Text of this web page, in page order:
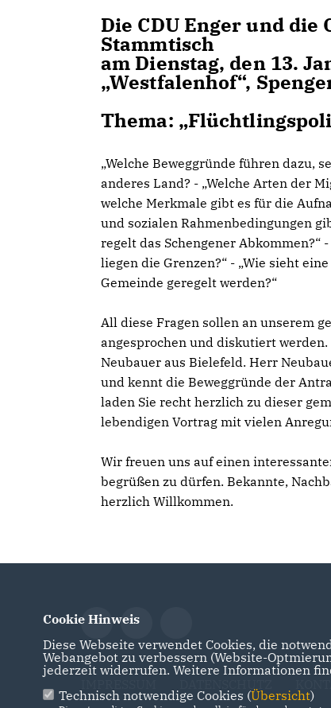
Die CDU Enger und die
Stammtisch
am Dienstag, den 13.
Westfalenhof“,
Thema:
Welche Beweggründe führen dazu,
anderes Land? - „Welche Arten der
welche Merkmale gibt es für die
und sozialen Rahmenbedingungen
regelt das Schengener
liegen die Grenzen?“ - „Wie sieht
Gemeinde geregelt werden?“
All diese Fragen sollen an unserem
angesprochen und diskutiert
Neubauer aus Bielefeld. Herr
und kennt die Beweggründe der
laden Sie recht herzlich zu dieser
lebendigen Vortrag mit vielen
Wir freuen uns auf einen
begrüßen zu dürfen. Bekannte,
herzlich Willkommen.
Cookie Hinweis
Diese Webseite verwendet Cookies, die
Webangebot zu verbessern (Website-
jederzeit widerrufen. Weitere Informationen
Technisch notwendige Cookies (Übersicht)